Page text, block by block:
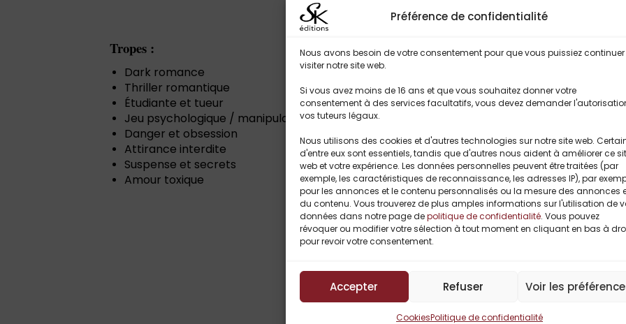
Préférence de confidentialité
Nous avons besoin de votre consentement pour que vous puissiez
visiter notre site web.
Si vous avez moins de 16 ans et que vous souhaitez donner votre
consentement à des services facultatifs, vous devez demander
vos tuteurs légaux.
Nous utilisons des cookies et d'autres technologies sur notre site web.
d'entre eux sont essentiels, tandis que d'autres nous aident à améliorer ce
web et votre expérience. Les données personnelles peuvent être traitées (par
exemple, les caractéristiques de reconnaissance, les adresses IP), par
pour les annonces et le contenu personnalisés ou la mesure des annonces
du contenu. Vous trouverez de plus amples informations sur l'utilisation de
données dans notre page depolitique de confidentialité. Vous pouvez
révoquer ou modifier votre sélection à tout moment en cliquant en bas à
pour revoir votre consentement.
Accepter Refuser Voir les
CookiesPolitique de confidentialité
Tropes :
Dark romance
Thriller romantique
Étudiante et tueur
Jeu psychologique / manipulation
Danger et obsession
Attirance interdite
Suspense et secrets
Amour toxique
Titres Similaires